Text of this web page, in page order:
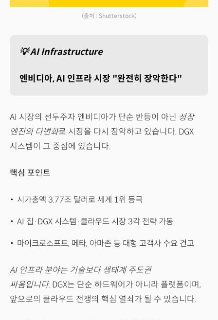
(출처 : Shutterstock)
💡 AI Infrastructure
엔비디아, AI 인프라 시장 "완전히 장악한다"
AI 시장의 선두주자 엔비디아가 단순 반등이 아닌 성장
엔진의 다변화로 시장을 다시 장악하고 있습니다. DGX
시스템이 그 중심에 있습니다.
핵심 포인트
시가총액 3.77조 달러로 세계 1위 등극
AI 칩·DGX 시스템·클라우드 시장 3각 전략 가동
마이크로소프트, 메타, 아마존 등 대형 고객사 수요 견고
AI 인프라 분야는 기술보다 생태계 주도권
싸움입니다. DGX는 단순 하드웨어가 아니라 플랫폼이며,
앞으로의 클라우드 전쟁의 핵심 열쇠가 될 수 있습니다.